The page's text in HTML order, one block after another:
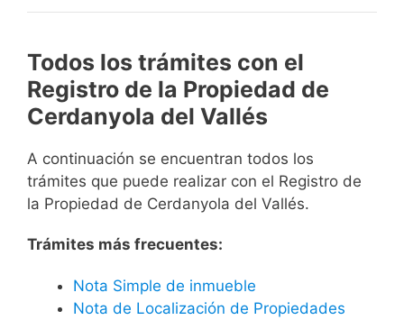
Todos los trámites con el
Registro de la Propiedad de
Cerdanyola del Vallés
A continuación se encuentran todos los
trámites que puede realizar con el Registro de
la Propiedad de Cerdanyola del Vallés.
Trámites más frecuentes:
Nota Simple de inmueble
Nota de Localización de Propiedades